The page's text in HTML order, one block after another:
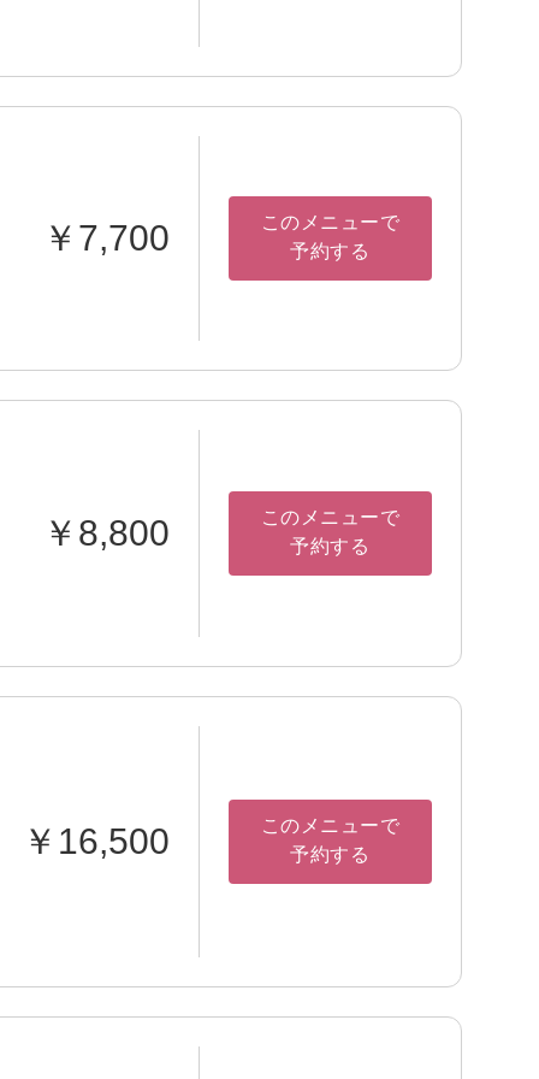
￥7,700
このメニューで
予約する
￥8,800
このメニューで
予約する
￥16,500
このメニューで
予約する